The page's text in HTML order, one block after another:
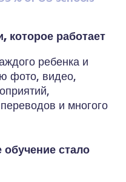
которое работает
ребенка и
фото, видео,
и многого
стало